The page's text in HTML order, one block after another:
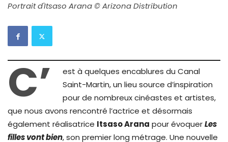
Portrait d'Itsaso Arana © Arizona Distribution
C’
est à quelques encablures du Canal
Saint-Martin, un lieu source d’inspiration
pour de nombreux cinéastes et artistes,
que nous avons rencontré l’actrice et désormais
également réalisatrice Itsaso Arana pour évoquerLes
filles vont bien, son premier long métrage. Une nouvelle